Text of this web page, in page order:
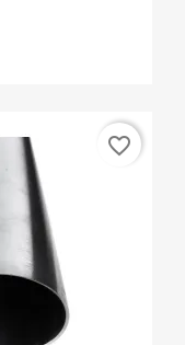
favorite_border